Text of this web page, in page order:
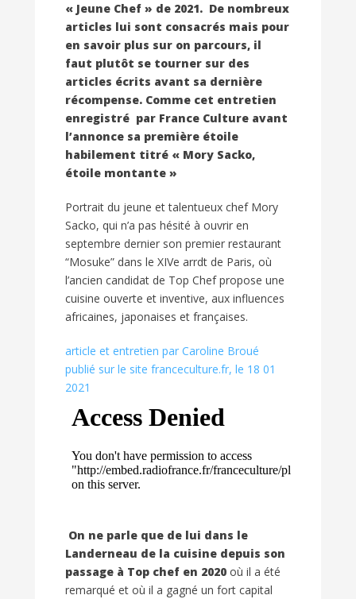
« Jeune Chef » de 2021. De nombreux
articles lui sont consacrés mais pour
en savoir plus sur on parcours, il
faut plutôt se tourner sur des
articles écrits avant sa dernière
récompense. Comme cet entretien
enregistré par France Culture avant
l’annonce sa première étoile
habilement titré « Mory Sacko,
étoile montante »
Portrait du jeune et talentueux chef Mory
Sacko, qui n’a pas hésité à ouvrir en
septembre dernier son premier restaurant
“Mosuke” dans le XIVe arrdt de Paris, où
l’ancien candidat de Top Chef propose une
cuisine ouverte et inventive, aux influences
africaines, japonaises et françaises.
article et entretien par Caroline Broué
publié sur le site franceculture.fr, le 18 01
2021
On ne parle que de lui dans le
Landerneau de la cuisine depuis son
passage à Top chef en 2020 où il a été
remarqué et où il a gagné un fort capital